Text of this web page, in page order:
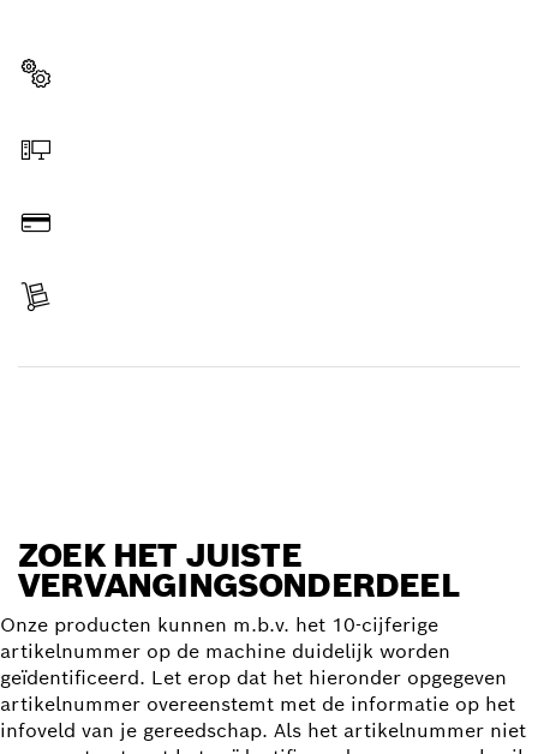
ZOEK HET JUISTE
VERVANGINGSONDERDEEL
Onze producten kunnen m.b.v. het 10-cijferige
artikelnummer op de machine duidelijk worden
geïdentificeerd. Let erop dat het hieronder opgegeven
artikelnummer overeenstemt met de informatie op het
infoveld van je gereedschap. Als het artikelnummer niet